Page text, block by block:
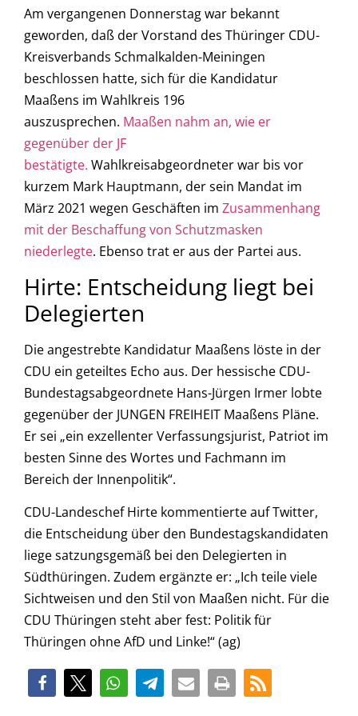
Am vergangenen Donnerstag war bekannt
geworden, daß der Vorstand des Thüringer CDU-
Kreisverbands Schmalkalden-Meiningen
beschlossen hatte, sich für die Kandidatur
Maaßens im Wahlkreis 196
auszusprechen. Maaßen nahm an, wie er
gegenüber der JF
bestätigte. Wahlkreisabgeordneter war bis vor
kurzem Mark Hauptmann, der sein Mandat im
März 2021 wegen Geschäften im Zusammenhang
mit der Beschaffung von Schutzmasken
niederlegte. Ebenso trat er aus der Partei aus.
Hirte: Entscheidung liegt bei
Delegierten
Die angestrebte Kandidatur Maaßens löste in der
CDU ein geteiltes Echo aus. Der hessische CDU-
Bundestagsabgeordnete Hans-Jürgen Irmer lobte
gegenüber der JUNGEN FREIHEIT Maaßens Pläne.
Er sei „ein exzellenter Verfassungsjurist, Patriot im
besten Sinne des Wortes und Fachmann im
Bereich der Innenpolitik“.
CDU-Landeschef Hirte kommentierte auf Twitter,
die Entscheidung über den Bundestagskandidaten
liege satzungsgemäß bei den Delegierten in
Südthüringen. Zudem ergänzte er: „Ich teile viele
Sichtweisen und den Stil von Maaßen nicht. Für die
CDU Thüringen steht aber fest: Politik für
Thüringen ohne AfD und Linke!“ (ag)